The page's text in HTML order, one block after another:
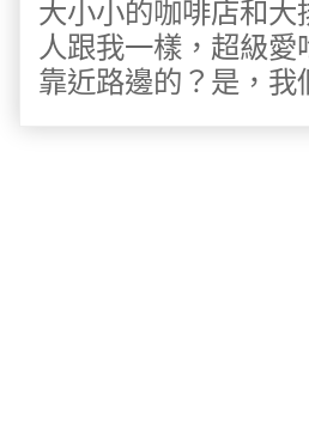
大小小的咖啡店和
人跟我一樣，超級
靠近路邊的？是，